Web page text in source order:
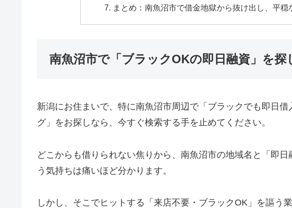
まとめ：南魚沼市で借金地獄から抜け出し、平穏
南魚沼市で「ブラックOKの即日融資」を探
新潟にお住まいで、特に南魚沼市周辺で「ブラックでも即日
グ」をお探しなら、今すぐ検索する手を止めてください。
どこからも借りられない焦りから、南魚沼市の地域名と「即
う気持ちは痛いほど分かります。
しかし、そこでヒットする「来店不要・ブラックOK」を謳う